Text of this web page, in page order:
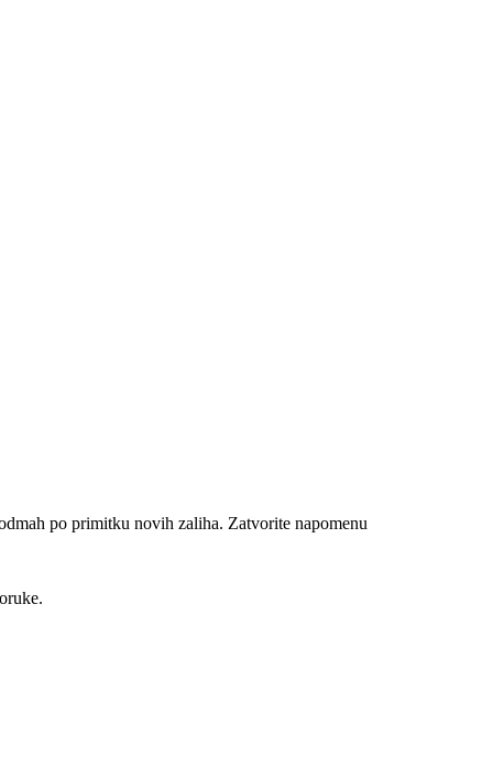
po primitku novih zaliha. Zatvorite napomenu